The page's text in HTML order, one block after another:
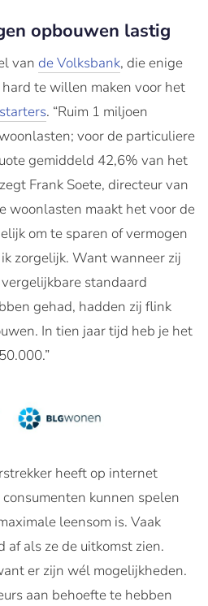
opbouwen lastig
van de Volksbank, die enige
te willen maken voor het
. “Ruim 1 miljoen
voor de particuliere
gemiddeld 42,6% van het
Frank Soete, directeur van
woonlasten maakt het voor de
om te sparen of vermogen
zorgelijk. Want wanneer zij
standaard
gehad, hadden zij flink
In tien jaar tijd heb je het
heeft op internet
kunnen spelen
leensom is. Vaak
als ze de uitkomst zien.
er zijn wél mogelijkheden.
aan behoefte te hebben